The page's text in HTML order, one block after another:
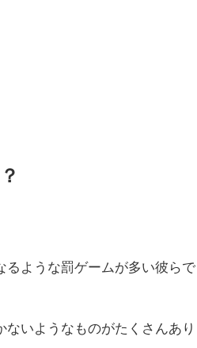
るような罰ゲームが多い彼らで
いようなものがたくさんあり